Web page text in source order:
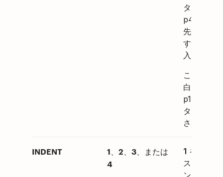
タスクに
p4（最低
先度）を
するには
入力しま
このセル
白にする
p1 が自動
タスクに
されます。
INDENT 1 2 3 、または
4
1 を使うと
スクはイ
ントされ